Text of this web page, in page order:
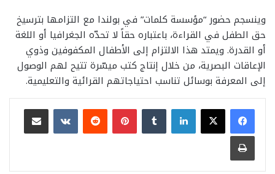
وينسجم حضور “مؤسسة كلمات” في بولندا مع التزامها بترسيخ
حق الطفل في القراءة، باعتباره حقاً لا تحدّه الجغرافيا أو اللغة
أو القدرة. ويمتد هذا الالتزام إلى الأطفال المكفوفين وذوي
الإعاقات البصرية، من خلال إنتاج كتب ميسّرة تتيح لهم الوصول
إلى المعرفة بوسائل تناسب احتياجاتهم القرائية والتعليمية.
لينكدإن بينتيريست
مشاركة عبر البريد
طباعة